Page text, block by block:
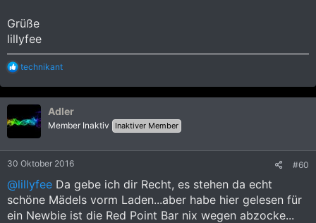
Grüße
lillyfee
R
a
k
i
n
:
technikant
Adler
Member Inaktiv Inaktiver Member
30 Oktober 2016 #60
@lillyfee Da gebe ich dir Recht, es stehen da echt
schöne Mädels vorm Laden...aber habe hier gelesen für
ein Newbie ist die Red Point Bar nix wegen abzocke...